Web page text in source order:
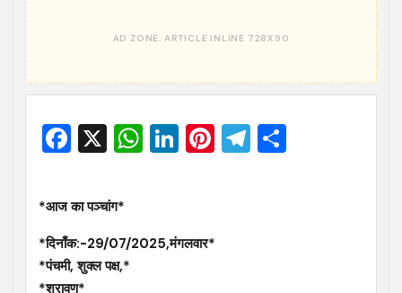
Facebook
X WhatsApp
LinkedIn
Pinterest
Telegram
*आज का पञ्चांग*
*दिनाँक:-29/07/2025,मंगलवार*
*पंचमी, शुक्ल पक्ष,*
*श्रावण*